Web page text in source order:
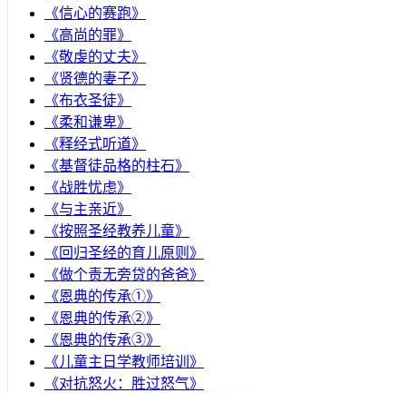
《信心的赛跑》
《高尚的罪》
《敬虔的丈夫》
《贤德的妻子》
《布衣圣徒》
《柔和谦卑》
《释经式听道》
《基督徒品格的柱石》
《战胜忧虑》
《与主亲近》
《按照圣经教养儿童》
《回归圣经的育儿原则》
《做个责无旁贷的爸爸》
《恩典的传承①》
《恩典的传承②》
《恩典的传承③》
《儿童主日学教师培训》
《对抗怒火：胜过怒气》